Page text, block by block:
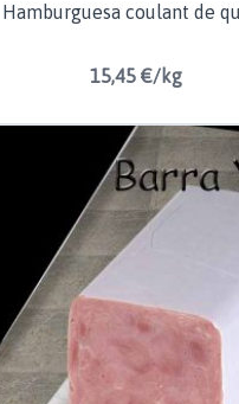
Hamburguesa coulant de
15,45 €/kg